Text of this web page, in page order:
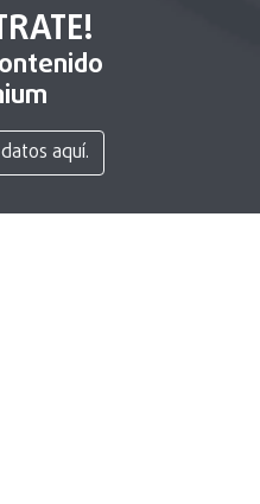
aquí.